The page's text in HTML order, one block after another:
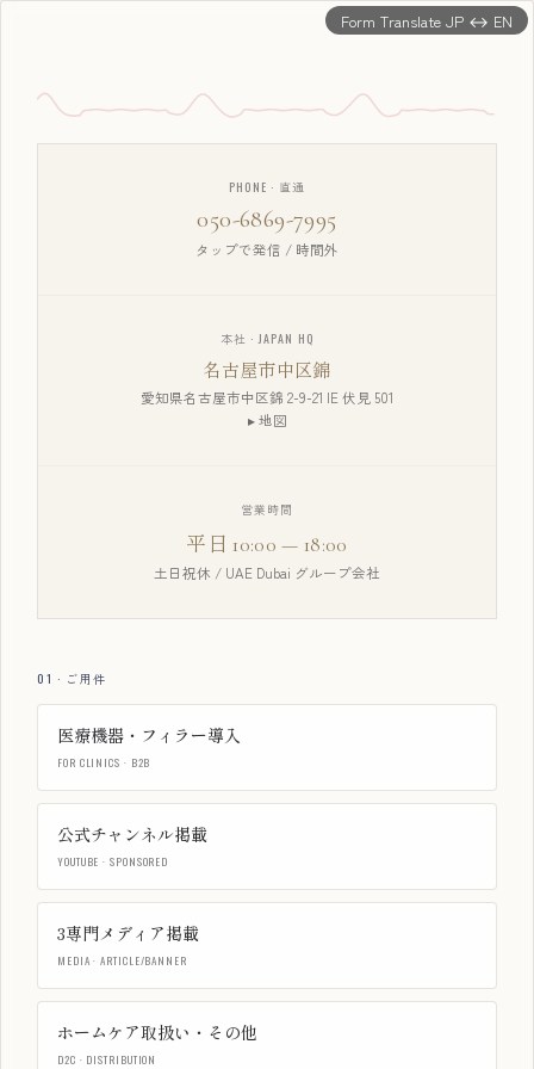
PHONE · 直通
050-6869-7995
タップで発信 / 時間外
本社 · JAPAN HQ
名古屋市中区錦
愛知県名古屋市中区錦 2-9-21 IE 伏見 501
▸ 地図
営業時間
平日 10:00 — 18:00
土日祝休 / UAE Dubai グループ会社
01 · ご用件
医療機器・フィラー導入
FOR CLINICS · B2B
公式チャンネル掲載
YOUTUBE · SPONSORED
3専門メディア掲載
MEDIA · ARTICLE/BANNER
ホームケア取扱い・その他
D2C · DISTRIBUTION
Form Translate JP ↔ EN